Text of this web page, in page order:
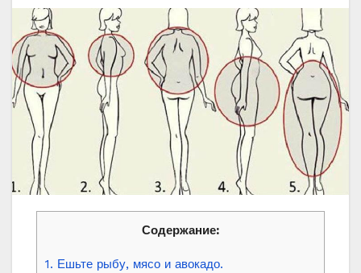
Содержание:
1. Ешьте рыбу, мясо и авокадо.